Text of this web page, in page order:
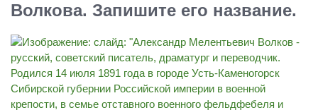
Волкова. Запишите его название.